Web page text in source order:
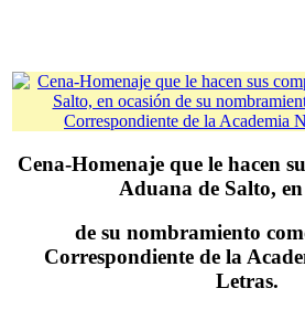
Cena-Homenaje que le hacen
Aduana de Salto,
de su nombramiento
Correspondiente de la
Letras.